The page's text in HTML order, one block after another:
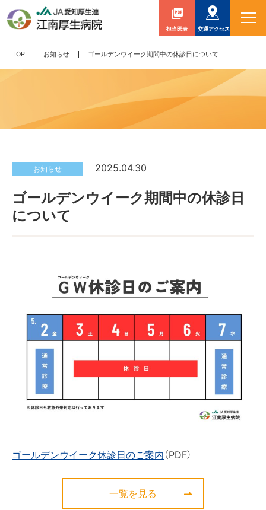
担当医表 交通アクセス
TOP お知らせ ゴールデンウイーク期間中の休診日について
お知らせ 2025.04.30
ゴールデンウイーク期間中の休診日
について
ゴールデンウイーク休診日のご案内 （PDF）
一覧を見る